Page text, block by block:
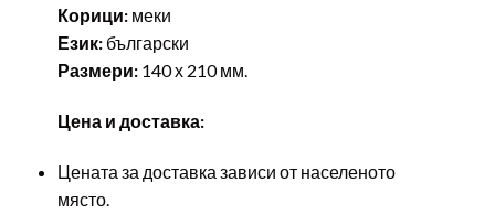
Корици:меки
Език:български
Размери:140 х 210 мм.
Цена и доставка:
Цената за доставка зависи от населеното
място.